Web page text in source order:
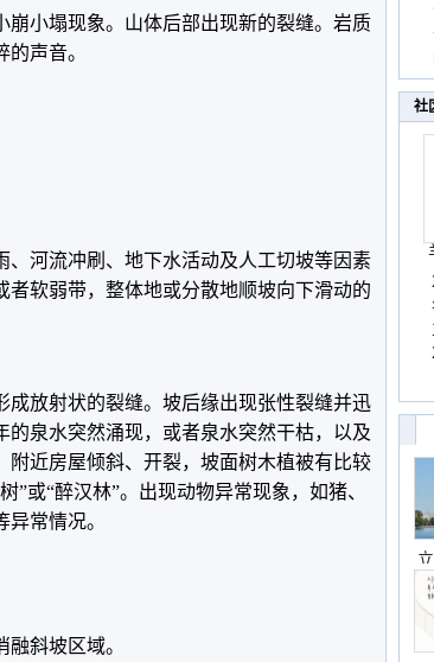
崩小塌现象。山体后部出现新的裂缝。岩质
声音。
河流冲刷、地下水活动及人工切坡等因素
软弱带，整体地或分散地顺坡向下滑动的
放射状的裂缝。坡后缘出现张性裂缝并迅
泉水突然涌现，或者泉水突然干枯，以及
近房屋倾斜、开裂，坡面树木植被有比较
”或“醉汉林”。出现动物异常现象，如猪、
常情况。
斜坡区域。
社